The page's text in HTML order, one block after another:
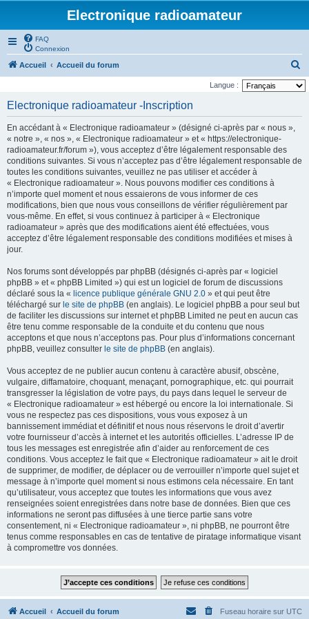
Electronique radioamateur
FAQ
Connexion
Accueil Accueil du forum
e
Langue :
Electronique radioamateur -Inscription
En accédant à « Electronique radioamateur » (désigné ci-après par « nous »,
« notre », « nos », « Electronique radioamateur » et « https://electronique-
radioamateur.fr/forum »), vous acceptez d’être légalement responsable des
conditions suivantes. Si vous n’acceptez pas d’être légalement responsable de
toutes les conditions suivantes, veuillez ne pas utiliser et accéder à
« Electronique radioamateur ». Nous pouvons modifier ces conditions à
n’importe quel moment et nous essaierons de vous informer de ces
modifications, bien que nous vous conseillons de vérifier régulièrement par
vous-même. En effet, si vous continuez à participer à « Electronique
radioamateur » après que des modifications aient été effectuées, vous
acceptez d’être légalement responsable des conditions modifiées et mises à
jour.
Nos forums sont développés par phpBB (désignés ci-après par « logiciel
phpBB » et « phpBB Limited ») qui est un logiciel de forum de discussions
déclaré sous la « licence publique générale GNU 2.0 » et qui peut être
téléchargé sur le site de phpBB (en anglais). Le logiciel phpBB a pour seul but
de faciliter les discussions sur internet et phpBB Limited ne peut en aucun cas
être tenu comme responsable de la conduite et du contenu que nous
acceptons et que nous n’acceptons pas. Pour plus d’informations concernant
phpBB, veuillez consulter le site de phpBB (en anglais).
Vous acceptez de ne publier aucun contenu à caractère abusif, obscène,
vulgaire, diffamatoire, choquant, menaçant, pornographique, etc. qui pourrait
transgresser la législation de votre pays, du pays dans lequel le serveur de
« Electronique radioamateur » est hébergé ou encore la loi internationale. Si
vous ne respectez pas ces dispositions, vous vous exposez à un
bannissement immédiat et définitif et nous nous réservons le droit d’avertir
votre fournisseur d’accès à internet et les autorités officielles. L’adresse IP de
tous les messages est enregistrée afin d’aider au renforcement de ces
conditions. Vous acceptez le fait que « Electronique radioamateur » ait le droit
de supprimer, de modifier, de déplacer ou de verrouiller n’importe quel sujet et
message à n’importe quel moment si nous estimons cela nécessaire. En tant
qu’utilisateur, vous acceptez que toutes les informations que vous avez
renseignées soient enregistrées dans notre base de données. Bien que ces
informations ne seront pas diffusées à une tierce partie sans votre
consentement, ni « Electronique radioamateur », ni phpBB, ne pourront être
tenus comme responsables en cas de tentative de piratage informatique visant
à compromettre vos données.
Accueil Accueil du forum Fuseau horaire sur UTC